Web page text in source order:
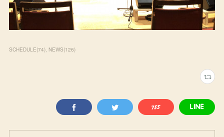
SCHEDULE(74) NEWS(126)